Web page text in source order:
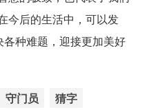
今后的生活中，可以发
各种难题，迎接更加美好
守门员 猜字